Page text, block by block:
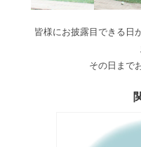
皆様にお披露目できる日
その日まで